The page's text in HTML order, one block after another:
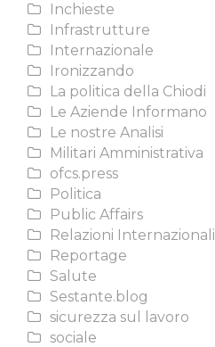
Inchieste
Infrastrutture
Internazionale
Ironizzando
La politica della Chiodi
Le Aziende Informano
Le nostre Analisi
Militari Amministrativa
ofcs.press
Politica
Public Affairs
Relazioni Internazionali
Reportage
Salute
Sestante.blog
sicurezza sul lavoro
sociale